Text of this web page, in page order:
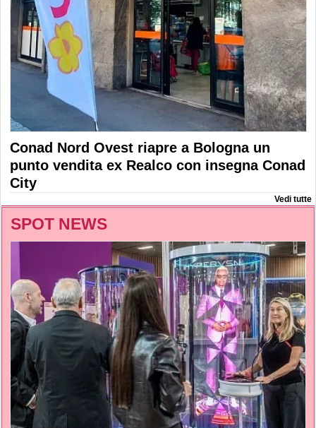
Conad Nord Ovest riapre a Bologna un
punto vendita ex Realco con insegna Conad
City
Vedi tutte
SPOT NEWS